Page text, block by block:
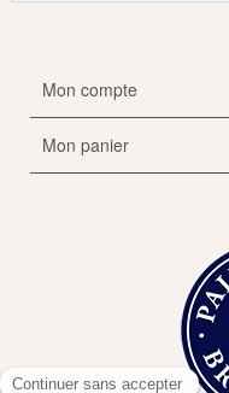
Mon compte
Mon panier